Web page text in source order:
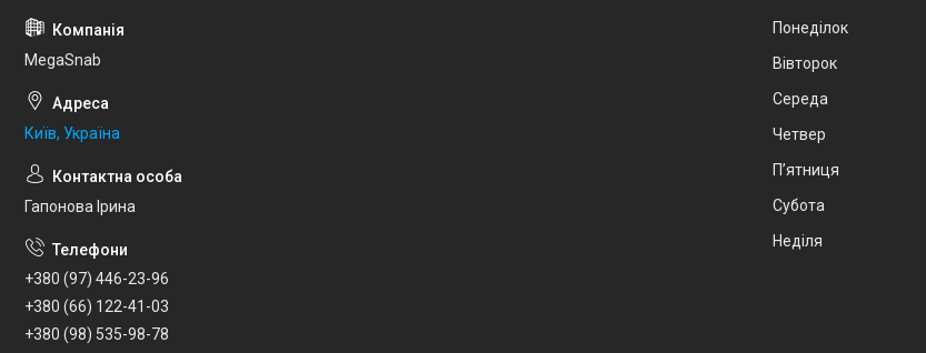
MegaSnab
Київ, Україна
Гапонова Ірина
+380 (97) 446-23-96
+380 (66) 122-41-03
+380 (98) 535-98-78
Понеділок
Вівторок
Середа
Четвер
Пʼятниця
Субота
Неділя